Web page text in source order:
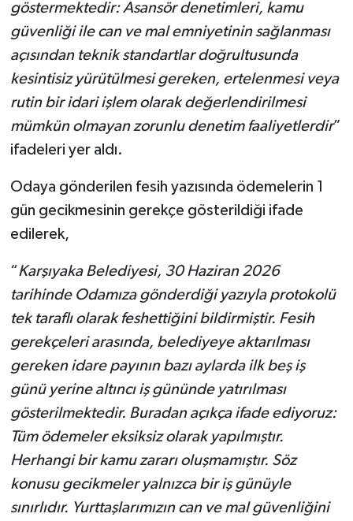
göstermektedir: Asansör denetimleri, kamu
güvenliği ile can ve mal emniyetinin sağlanması
açısından teknik standartlar doğrultusunda
kesintisiz yürütülmesi gereken, ertelenmesi veya
rutin bir idari işlem olarak değerlendirilmesi
mümkün olmayan zorunlu denetim faaliyetlerdir”
ifadeleri yer aldı.
Odaya gönderilen fesih yazısında ödemelerin 1
gün gecikmesinin gerekçe gösterildiği ifade
edilerek,
“Karşıyaka Belediyesi, 30 Haziran 2026
tarihinde Odamıza gönderdiği yazıyla protokolü
tek taraflı olarak feshettiğini bildirmiştir. Fesih
gerekçeleri arasında, belediyeye aktarılması
gereken idare payının bazı aylarda ilk beş iş
günü yerine altıncı iş gününde yatırılması
gösterilmektedir. Buradan açıkça ifade ediyoruz:
Tüm ödemeler eksiksiz olarak yapılmıştır.
Herhangi bir kamu zararı oluşmamıştır. Söz
konusu gecikmeler yalnızca bir iş günüyle
sınırlıdır. Yurttaşlarımızın can ve mal güvenliğini